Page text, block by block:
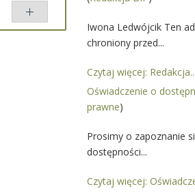
Iwona Ledwójcik Ten
chroniony przed...
Czytaj więcej: Redakcja...
Oświadczenie o
prawne)
Prosimy o zapoznanie
dostępności...
Czytaj więcej: